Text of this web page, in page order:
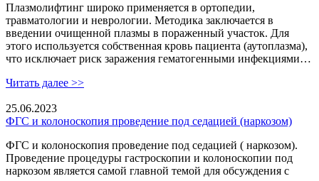
Плазмолифтинг широко применяется в ортопедии,
травматологии и неврологии. Методика заключается в
введении очищенной плазмы в пораженный участок. Для
этого используется собственная кровь пациента (аутоплазма),
что исключает риск заражения гематогенными инфекциями…
Читать далее >>
25.06.2023
ФГС и колоноскопия проведение под седацией (наркозом)
ФГС и колоноскопия проведение под седацией ( наркозом).
Проведение процедуры гастроскопии и колоноскопии под
наркозом является самой главной темой для обсуждения с